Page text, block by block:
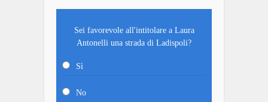
Sei favorevole all'intitolare a Laura
Antonelli una strada di Ladispoli?
Sì
No